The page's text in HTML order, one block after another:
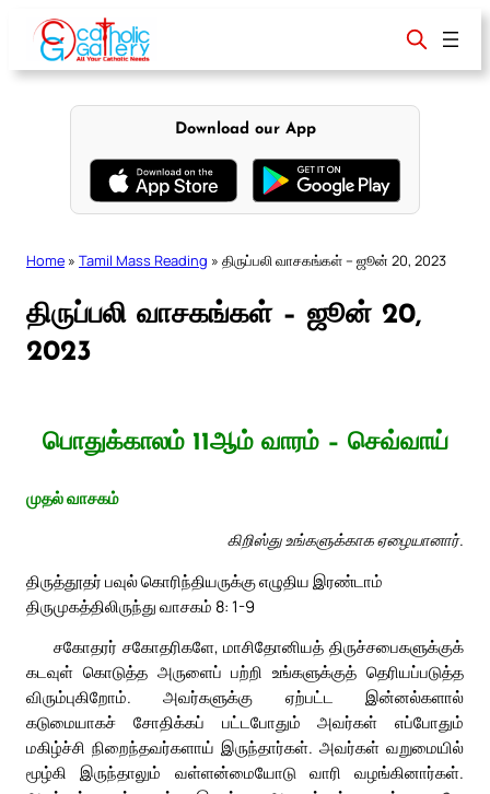
content
Download our App
Home » Tamil Mass Reading » திருப்பலி வாசகங்கள் – ஜூன் 20, 2023
திருப்பலி வாசகங்கள் – ஜூன் 20,
2023
பொதுக்காலம் 11ஆம் வாரம் – செவ்வாய்
முதல் வாசகம்
கிறிஸ்து உங்களுக்காக ஏழையானார்.
திருத்தூதர் பவுல் கொரிந்தியருக்கு எழுதிய இரண்டாம்
திருமுகத்திலிருந்து வாசகம் 8: 1-9
சகோதரர் சகோதரிகளே, மாசிதோனியத் திருச்சபைகளுக்குக்
கடவுள் கொடுத்த அருளைப் பற்றி உங்களுக்குத் தெரியப்படுத்த
விரும்புகிறோம். அவர்களுக்கு ஏற்பட்ட இன்னல்களால்
கடுமையாகச் சோதிக்கப் பட்டபோதும் அவர்கள் எப்போதும்
மகிழ்ச்சி நிறைந்தவர்களாய் இருந்தார்கள். அவர்கள் வறுமையில்
மூழ்கி இருந்தாலும் வள்ளன்மையோடு வாரி வழங்கினார்கள்.